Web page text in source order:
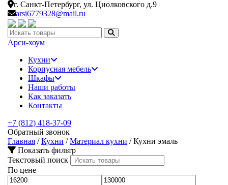
г. Санкт-Петербург, ул. Циолковского д.9
arsi6779328@mail.ru
Искать:
Арси-хоум
Кухни
Корпусная мебель
Шкафы
Наши работы
Как заказать
Контакты
+7 (812) 418-37-09
Обратный звонок
Главная /Кухни /Материал кухни /Кухни эмаль
Показать фильтр
Текстовый поиск
По цене